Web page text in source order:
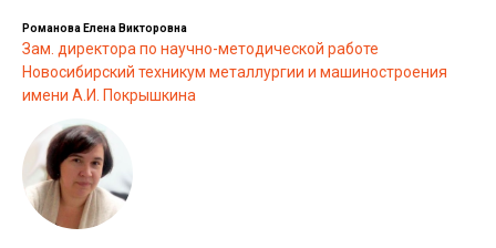
Романова Елена Викторовна
Зам. директора по научно-методической работе
Новосибирский техникум металлургии и машиностроения
имени А.И. Покрышкина